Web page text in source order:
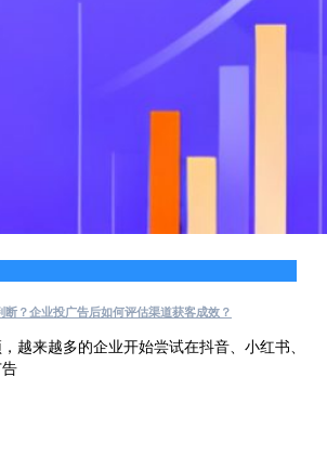
？企业投广告后如何评估渠道获客成效？
越来越多的企业开始尝试在抖音、小红书、